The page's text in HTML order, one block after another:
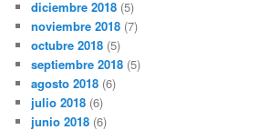
diciembre 2018 (5)
noviembre 2018 (7)
octubre 2018 (5)
septiembre 2018 (5)
agosto 2018 (6)
julio 2018 (6)
junio 2018 (6)